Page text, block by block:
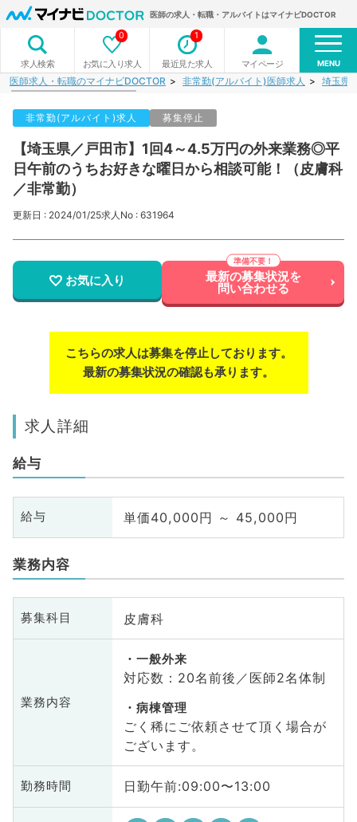
医師の求人・転職・アルバイトはマイナビDOCTOR
求人検索 お気に入り求人
0
最近見た求人
1
マイページ MENU
医師求人・転職のマイナビDOCTOR 非常勤(アルバイト)医師求人 埼玉県
非常勤(アルバイト)求人 募集停止
【埼玉県／戸田市】1回4～4.5万円の外来業務◎平
日午前のうちお好きな曜日から相談可能！（皮膚科
／非常勤）
更新日 : 2024/01/25求人No : 631964
お気に入り 最新の募集状況を
問い合わせる
こちらの求人は募集を停止しております。
最新の募集状況の確認も承ります。
求人詳細
給与
給与 単価40,000円 ～ 45,000円
業務内容
募集科目 皮膚科
業務内容
一般外来
対応数：20名前後／医師2名体制
病棟管理
ごく稀にご依頼させて頂く場合が
ございます。
勤務時間 日勤午前:09:00〜13:00